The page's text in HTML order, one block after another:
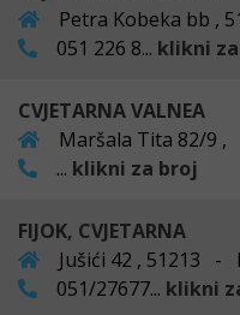
Petra Kobeka bb ,
051 226 8... klikni
CVJETARNA VALNEA
Maršala Tita 82/9
... klikni za broj
FIJOK, CVJETARNA
Jušići 42 , 51213 -
051/27677... klikni